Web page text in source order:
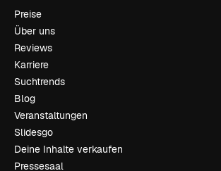
Preise
Über uns
Reviews
Karriere
Suchtrends
Blog
Veranstaltungen
Slidesgo
Deine Inhalte verkaufen
Pressesaal